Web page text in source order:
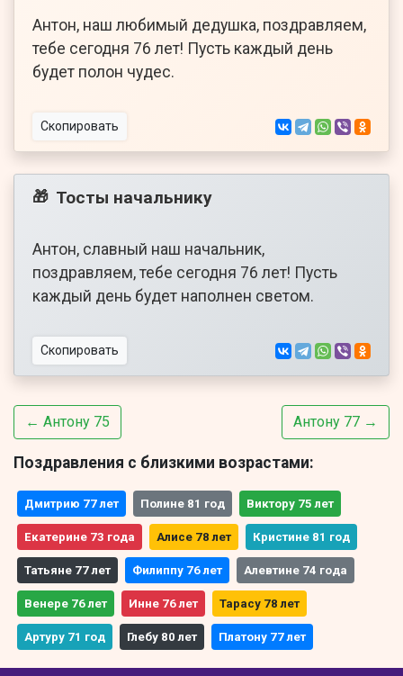
Антон, наш любимый дедушка, поздравляем,
тебе сегодня 76 лет! Пусть каждый день
будет полон чудес.
Скопировать
🎁 Тосты начальнику
Антон, славный наш начальник,
поздравляем, тебе сегодня 76 лет! Пусть
каждый день будет наполнен светом.
Скопировать
← Антону 75 Антону 77 →
Поздравления с близкими возрастами:
Дмитрию 77 лет Полине 81 год Виктору 75 лет
Екатерине 73 года Алисе 78 лет Кристине 81 год
Татьяне 77 лет Филиппу 76 лет Алевтине 74 года
Венере 76 лет Инне 76 лет Тарасу 78 лет
Артуру 71 год Глебу 80 лет Платону 77 лет